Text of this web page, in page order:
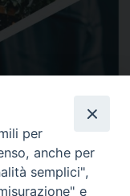
per
anche per
semplici",
e